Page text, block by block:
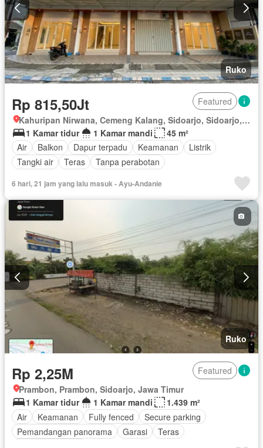
Ruko
Rp 815,50Jt
Featured
Kahuripan Nirwana, Cemeng Kalang, Sidoarjo, Sidoarjo, Jawa Timur
1 Kamar tidur
1 Kamar mandi
45 m²
Air
Balkon Dapur terpadu Keamanan
Listrik
Tangki air
Teras Tanpa perabotan
6 hari, 21 jam yang lalu masuk - Ayu-Andanie
Ruko
Rp 2,25M
Featured
Prambon, Prambon, Sidoarjo, Jawa Timur
1 Kamar tidur
1 Kamar mandi
1.439 m²
Air
Keamanan Fully fenced
Secure parking
Pemandangan panorama
Garasi
Teras